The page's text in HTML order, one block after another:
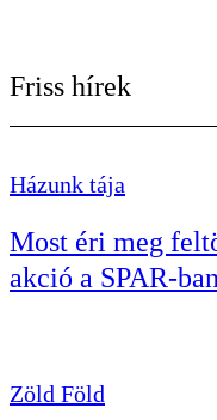
Friss hírek
Házunk tája
Most éri meg
akció a SPAR-ban
Zöld Föld